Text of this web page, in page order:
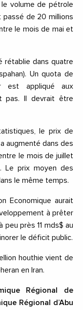
le volume de pétrole
de 20 millions
le mois de mai et
rétablie dans quatre
Un quota de
est appliqué aux
pas. Il devrait être
le prix de
augmenté dans des
le mois de juillet
Le prix moyen des
le même temps.
Economique aurait
à prêter
peu près 11 mds$ au
le déficit public.
houthie vient de
en Iran.
Régional de
Régional d’Abu